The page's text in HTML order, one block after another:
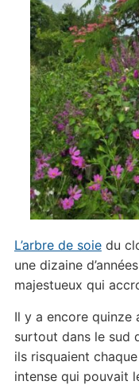
L’arbre de soiedu
une dizaine
majestueux qui
Il y a encore quinze
surtout dans le sud
ils risquaient
intense qui pouvait